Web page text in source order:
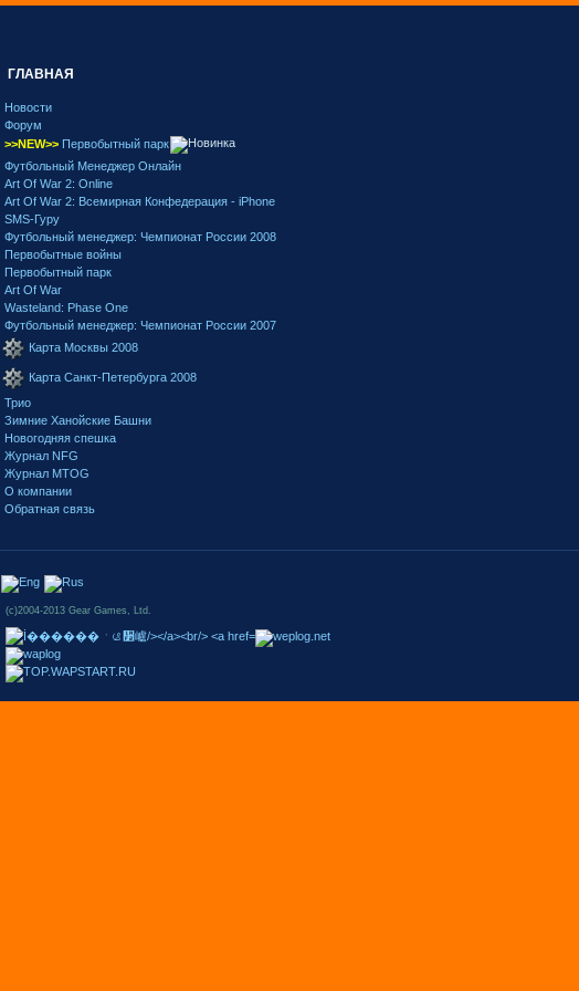
ГЛАВНАЯ
Новости
Форум
>>NEW>> Первобытный парк
Футбольный Менеджер Онлайн
Art Of War 2: Online
Art Of War 2: Всемирная Конфедерация - iPhone
SMS-Гуру
Футбольный менеджер: Чемпионат России 2008
Первобытные войны
Первобытный парк
Art Of War
Wasteland: Phase One
Футбольный менеджер: Чемпионат России 2007
Карта Москвы 2008
Карта Санкт-Петербурга 2008
Трио
Зимние Ханойские Башни
Новогодняя спешка
Журнал NFG
Журнал MTOG
О компании
Обратная связь
(c)2004-2013 Gear Games, Ltd.